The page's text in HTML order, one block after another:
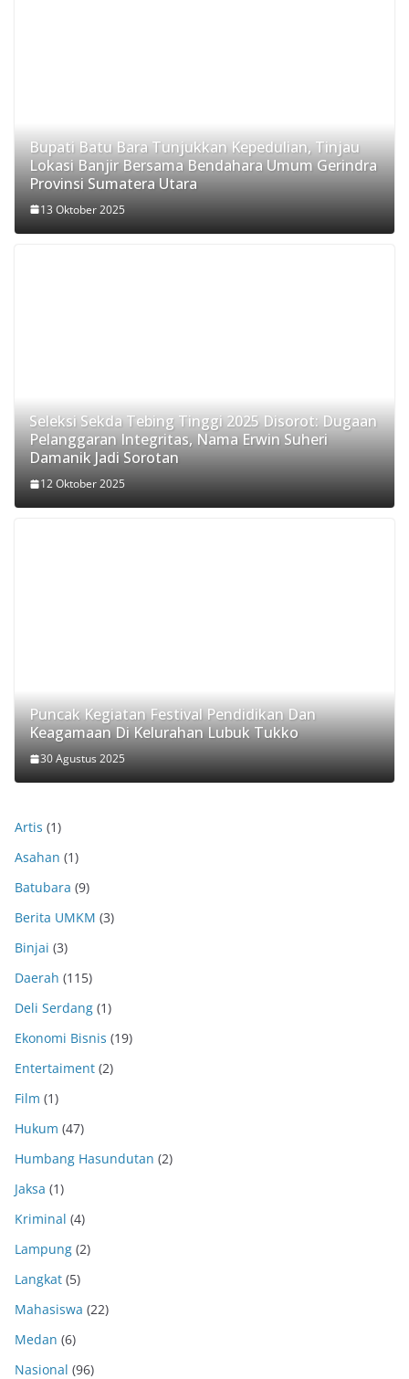
Bupati Batu Bara Tunjukkan Kepedulian, Tinjau
Lokasi Banjir Bersama Bendahara Umum Gerindra
Provinsi Sumatera Utara
13 Oktober 2025
Seleksi Sekda Tebing Tinggi 2025 Disorot: Dugaan
Pelanggaran Integritas, Nama Erwin Suheri
Damanik Jadi Sorotan
12 Oktober 2025
Puncak Kegiatan Festival Pendidikan Dan
Keagamaan Di Kelurahan Lubuk Tukko
30 Agustus 2025
Artis (1)
Asahan (1)
Batubara (9)
Berita UMKM (3)
Binjai (3)
Daerah (115)
Deli Serdang (1)
Ekonomi Bisnis (19)
Entertaiment (2)
Film (1)
Hukum (47)
Humbang Hasundutan (2)
Jaksa (1)
Kriminal (4)
Lampung (2)
Langkat (5)
Mahasiswa (22)
Medan (6)
Nasional (96)